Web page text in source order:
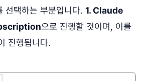
선택하는 부분입니다. 1. Claude
으로 진행할 것이며, 이를
진행됩니다.